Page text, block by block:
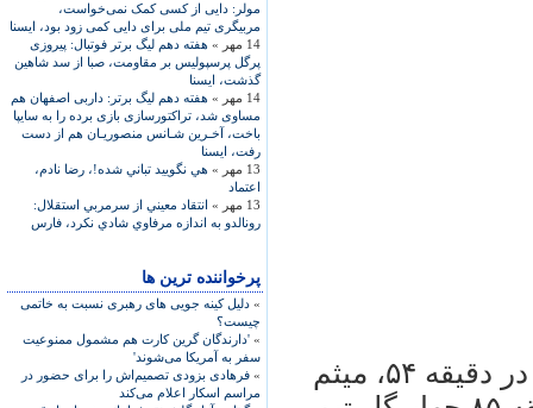
مولر: دايی از کسی کمک نمی‌خواست،
مربيگری تيم ملی برای دايی کمی زود بود، ايسنا
14 مهر »
هفته دهم ليگ برتر فوتبال: پيروزی
پرگل پرسپوليس بر مقاومت، صبا از سد شاهين
گذشت، ايسنا
14 مهر »
هفته دهم ليگ برتر: داربی اصفهان هم
مساوی شد، تراکتورسازی بازی برده را به سايپا
باخت، آخـرين شـانس منصوریـان هم از دست
رفت، ايسنا
13 مهر »
هي نگوييد تباني شده!، رضا نادم،
اعتماد
13 مهر »
انتقاد معيني از سرمربي استقلال:
رونالدو به اندازه مرفاوي شادي نكرد، فارس
پرخواننده ترین ها
» دلیل کینه جویی های رهبری نسبت به خاتمی
چیست؟
» 'دارندگان گرین کارت هم مشمول ممنوعیت
سفر به آمریکا می‌شوند'
» فرهادی بزودی تصمیم‌اش را برای حضور در
مراسم اسکار اعلام می‌کند
کريم باقری در دقيقه ۱۲،‌ هادی نوروزی در دقيقه ۵۴،‌ ميثم